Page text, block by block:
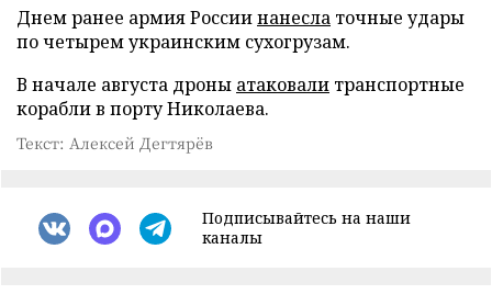
Днем ранее армия Россиинанесла точные удары
по четырем украинским сухогрузам.
В начале августа дроны атаковали транспортные
корабли в порту Николаева.
Текст: Алексей Дегтярёв
Подписывайтесь на наши
каналы